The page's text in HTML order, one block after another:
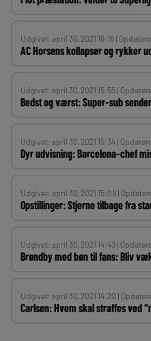
Udgivet: april 30, 2021 16:16 |
AC Horsens kollapser og rykker
Udgivet: april 30, 2021 15:55 |
Bedst og værst: Super-sub
Udgivet: april 30, 2021 15:34 |
Dyr udvisning: Barcelona-chef
Udgivet: april 30, 2021 15:09 |
Opstillinger: Stjerne tilbage fra
Udgivet: april 30, 2021 14:43 |
Brøndby med bøn til fans: Bliv
Udgivet: april 30, 2021 14:20 |
Carlsen: Hvem skal straffes ved